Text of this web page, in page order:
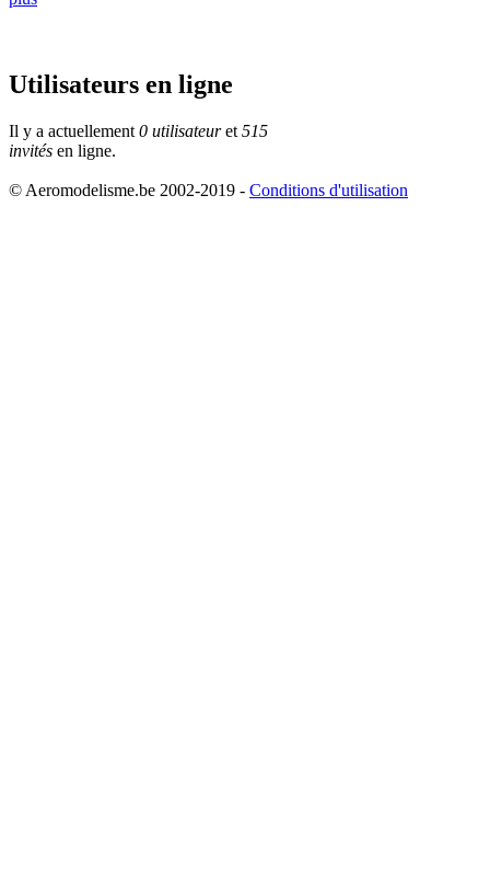
Utilisateurs en ligne
Il y a actuellement 0 utilisateuret 515
invités en ligne.
© Aeromodelisme.be 2002-2019 - Conditions d'utilisation